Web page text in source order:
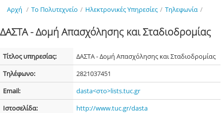
Αρχή / Το Πολυτεχνείο / Ηλεκτρονικές Υπηρεσίες / Τηλεφωνία /
ΔΑΣΤΑ - Δομή Απασχόλησης και Σταδιοδρομίας
Τίτλος υπηρεσίας:
ΔΑΣΤΑ - Δομή Απασχόλησης και Σταδιοδρομίας
Τηλέφωνο:
2821037451
Email:
dasta<στο>lists.tuc.gr
Ιστοσελίδα:
http://www.tuc.gr/dasta